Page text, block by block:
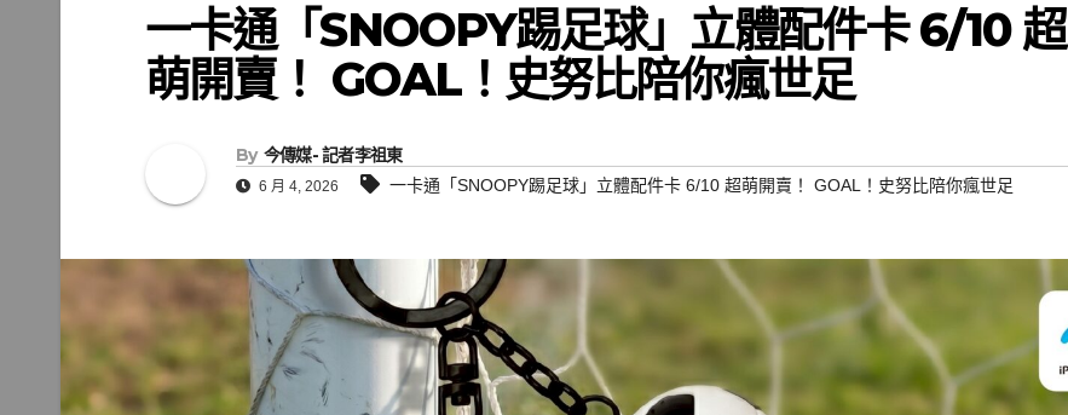
一卡通「SNOOPY踢足球」立體配件卡 6/10 超
萌開賣！ GOAL！史努比陪你瘋世足
By 今傳媒- 記者李祖東
6 月 4, 2026 一卡通「SNOOPY踢足球」立體配件卡 6/10 超萌開賣！ GOAL！史努比陪你瘋世足